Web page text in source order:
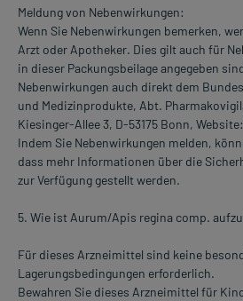
Meldung von Nebenwirkungen:
Wenn Sie Nebenwirkungen bemerken,
Arzt oder Apotheker. Dies gilt auch für
in dieser Packungsbeilage angegeben
Nebenwirkungen auch direkt dem
und Medizinprodukte, Abt.
Kiesinger-Allee 3, D-53175 Bonn,
Indem Sie Nebenwirkungen melden,
dass mehr Informationen über die
zur Verfügung gestellt werden.
5. Wie ist Aurum/Apis regina comp.
Für dieses Arzneimittel sind keine
Lagerungsbedingungen erforderlich.
Bewahren Sie dieses Arzneimittel für